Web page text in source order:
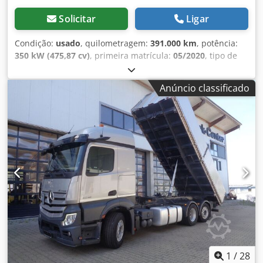
Solicitar Ligar
Condição: usado, quilometragem: 391.000 km, potência:
350 kW (475,87 cv), primeira matrícula: 05/2020, tipo de
, peso total:
eixo:3 eixos, próxima inspeção (TÜV):08/2026, travões:
, tipo de engrenagem:
, classe de emissão:Euro 6
, comprimento total:
2.550 mm, altura total:3.600 mm
comprimento do espaço de carga:7.110 mm, largura do
espaço de carga:2.476 mm, altura do espaço de carga:
975 mm, Equipamento:
ABS, aquecedor estacionário, ar
condicionado, filtro de partículas, programa eletrónico
de estabilidade (ESP), sistema de navegação, Suspensão
pneumática elevatória, indicador de temperatura externa,
assistente de frenagem, bloqueio do diferencial, freio a ar,
freio a disco, banco pneumático, monitor colorido para
sistema de navegação, piloto automático adaptativo,
espelhos retrovisores externos aquecidos, espelhos
externos elétricos, sistema de alerta de distância,
Anúncio classificado
1 /28